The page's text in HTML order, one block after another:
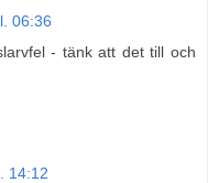
06:36
- tänk att det till och
14:12